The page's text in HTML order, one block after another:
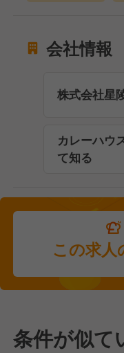
会社情報
株式会社星
カレーハウ
て知る
この求人
条件が似て